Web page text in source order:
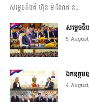
សម្ដេចធិបតី ហ៊ុន ម៉ាណែត ន...
សម្ដេចធិ
5
ឯកឧត្តម
4